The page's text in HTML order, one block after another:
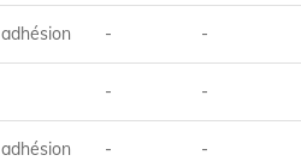
adhésion - -
- -
adhésion - -